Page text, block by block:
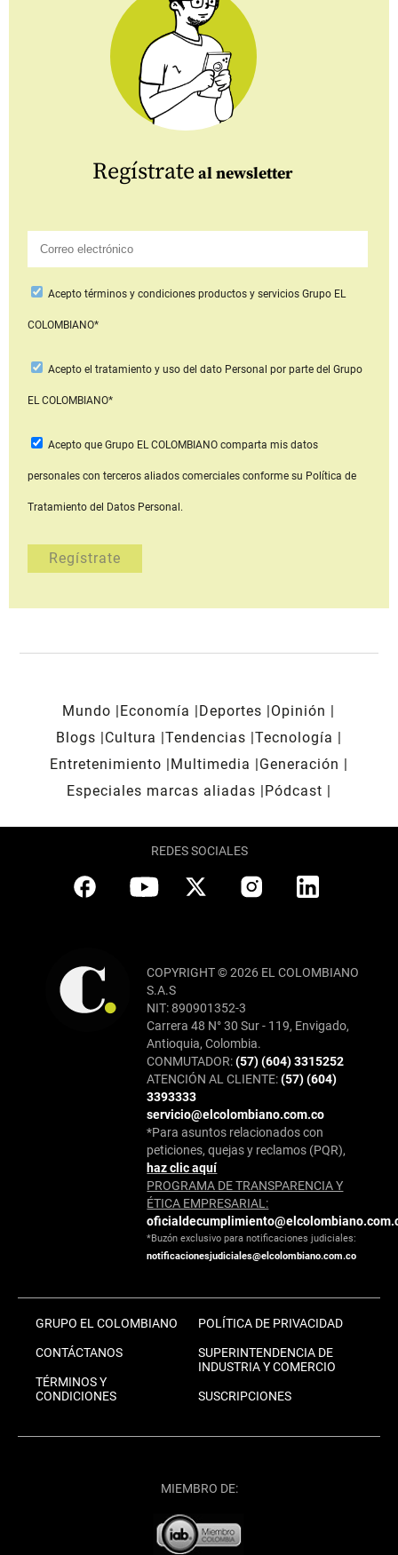
Regístrate al newsletter
Aceptotérminos y condiciones productos y serviciosGrupo EL
COLOMBIANO*
Acepto el tratamiento y uso del dato Personal por parte del Grupo
EL COLOMBIANO*
Acepto que Grupo EL COLOMBIANOcomparta mis datos
personales con terceros aliados comerciales conforme su Política de
Tratamiento del Datos Personal.
Mundo Economía Deportes
Opinión
Blogs
Cultura Tendencias Tecnología
Entretenimiento
Multimedia
Generación
Especiales marcas aliadas
Pódcast
REDES SOCIALES
COPYRIGHT © 2026 EL COLOMBIANO
S.A.S
NIT: 890901352-3
Carrera 48 N° 30 Sur - 119, Envigado,
Antioquia, Colombia.
CONMUTADOR:(57) (604) 3315252
ATENCIÓN AL CLIENTE:(57) (604)
3393333
servicio@elcolombiano.com.co
*Para asuntos relacionados con
peticiones, quejas y reclamos (PQR),
haz clic aquí
PROGRAMA DE TRANSPARENCIA Y
ÉTICA EMPRESARIAL:
*Buzón exclusivo para notificaciones judiciales:
notificacionesjudiciales@elcolombiano.com.co
GRUPO EL COLOMBIANO
CONTÁCTANOS
TÉRMINOS Y
CONDICIONES
POLÍTICA DE PRIVACIDAD
SUPERINTENDENCIA DE
INDUSTRIA Y COMERCIO
SUSCRIPCIONES
MIEMBRO DE: